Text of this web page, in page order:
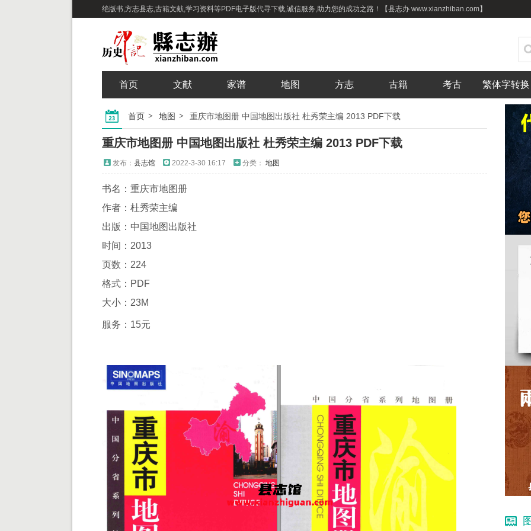
绝版书,方志县志,古籍文献,学习资料等PDF电子版代寻下载,诚信服务,助力您的成功之路！【县志办 www.xianzhiban.com】
首页 文献 家谱 地图 方志 古籍 考古 繁体字转换
首页 地图 重庆市地图册 中国地图出版社 杜秀荣主编 2013 PDF下载
重庆市地图册 中国地图出版社 杜秀荣主编 2013 PDF下载
发布： 县志馆 2022-3-30 16:17 分类： 地图
书名：重庆市地图册
作者：杜秀荣主编
出版：中国地图出版社
时间：2013
页数：224
格式：PDF
大小：23M
服务：15元